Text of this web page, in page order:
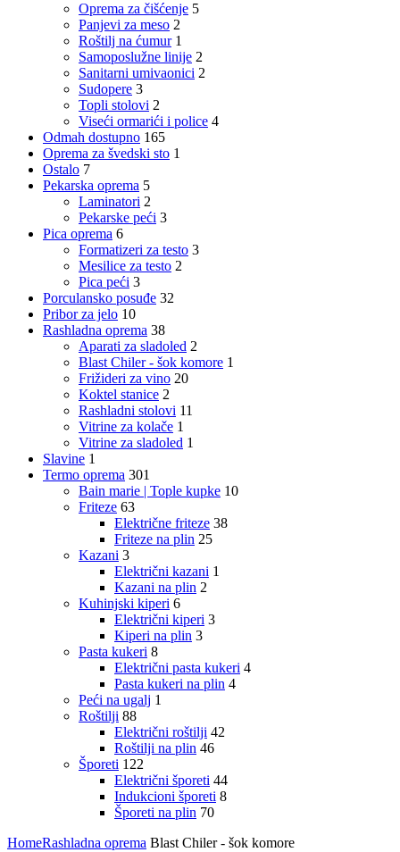
Oprema za čišćenje 5
Panjevi za meso 2
Roštilj na ćumur 1
Samoposlužne linije 2
Sanitarni umivaonici 2
Sudopere 3
Topli stolovi 2
Viseći ormarići i police 4
Odmah dostupno 165
Oprema za švedski sto 1
Ostalo 7
Pekarska oprema 5
Laminatori 2
Pekarske peći 3
Pica oprema 6
Formatizeri za testo 3
Mesilice za testo 2
Pica peći 3
Porculansko posuđe 32
Pribor za jelo 10
Rashladna oprema 38
Aparati za sladoled 2
Blast Chiler - šok komore 1
Frižideri za vino 20
Koktel stanice 2
Rashladni stolovi 11
Vitrine za kolače 1
Vitrine za sladoled 1
Slavine 1
Termo oprema 301
Bain marie | Tople kupke 10
Friteze 63
Električne friteze 38
Friteze na plin 25
Kazani 3
Električni kazani 1
Kazani na plin 2
Kuhinjski kiperi 6
Električni kiperi 3
Kiperi na plin 3
Pasta kukeri 8
Električni pasta kukeri 4
Pasta kukeri na plin 4
Peći na ugalj 1
Roštilji 88
Električni roštilji 42
Roštilji na plin 46
Šporeti 122
Električni šporeti 44
Indukcioni šporeti 8
Šporeti na plin 70
HomeRashladna oprema Blast Chiler - šok komore